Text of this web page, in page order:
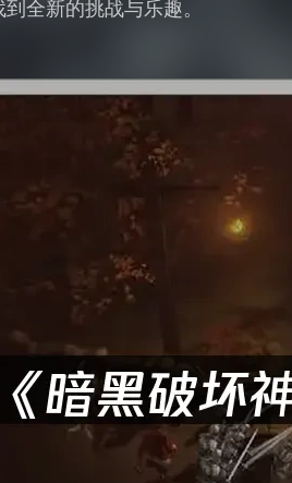
全新的挑战与乐趣。